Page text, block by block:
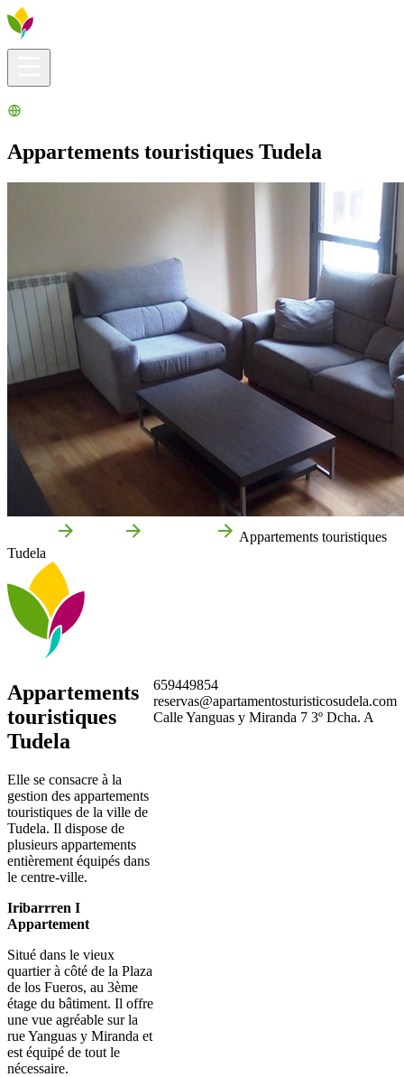
Appartements touristiques Tudela
Appartements touristiques
Tudela
Appartements
touristiques
Tudela
Elle se consacre à la
gestion des appartements
touristiques de la ville de
Tudela. Il dispose de
plusieurs appartements
entièrement équipés dans
le centre-ville.
Iribarrren I
Appartement
Situé dans le vieux
quartier à côté de la Plaza
de los Fueros, au 3ème
étage du bâtiment. Il offre
une vue agréable sur la
rue Yanguas y Miranda et
est équipé de tout le
nécessaire.
659449854
reservas@apartamentosturisticosudela.com
Calle Yanguas y Miranda 7 3º Dcha. A